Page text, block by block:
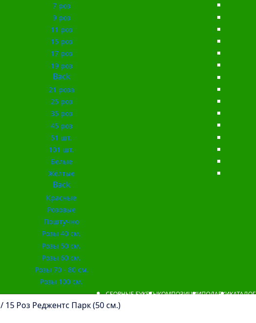
7 роз
9 роз
11 роз
15 роз
17 роз
19 роз
Back
21 роза
25 роз
35 роз
45 роз
51 шт.
101 шт.
Белые
Жёлтые
Back
Красные
Розовые
Поштучно
Розы 40 см.
Розы 50 см.
Розы 60 см.
Розы 70 - 80 см.
Розы 100 см.
СБОРНЫЕ БУКЕТЫКОМПОЗИЦИИПОДАРКИКАТАЛОГ
/ 15 Роз Реджентс Парк (50 см.)